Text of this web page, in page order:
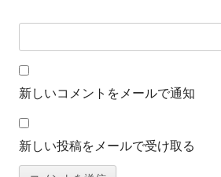
新しいコメントをメールで通知
新しい投稿をメールで受け取る